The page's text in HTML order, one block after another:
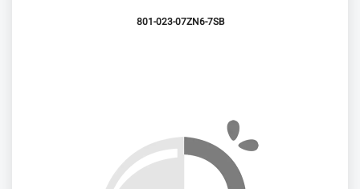
801-023-07ZN6-7SB